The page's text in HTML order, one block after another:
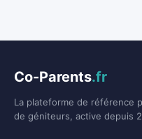
Co-Parents.fr
La plateforme de référence
de géniteurs, active depuis